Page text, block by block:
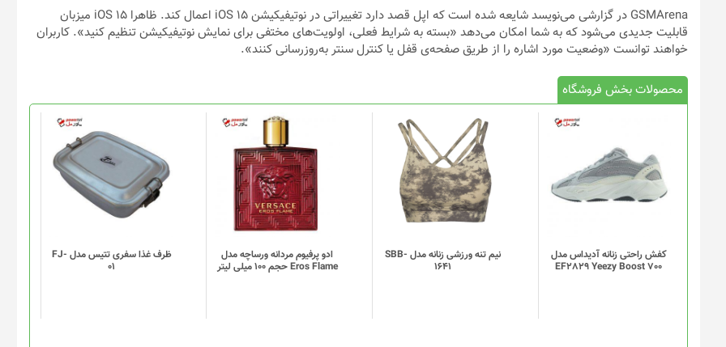
GSMArena در گزارشی می‌نویسد شایعه شده است که اپل قصد دارد تغییراتی در نوتیفیکیشن iOS 15 اعمال کند. ظاهرا iOS 15 میزبان
قابلیت جدیدی می‌شود که به شما امکان می‌دهد «بسته به شرایط فعلی،‌ اولویت‌های مختفی برای نمایش نوتیفیکیشن تنظیم کنید». کاربران
خواهند توانست «وضعیت مورد اشاره را از طریق صفحه‌ی قفل یا کنترل سنتر به‌روزرسانی کنند».
محصولات بخش فروشگاه
کفش راحتی زنانه آدیداس مدل
EF2829 Yeezy Boost 700
نیم تنه ورزشی زنانه مدل SBB-
1641
این
محصول
دارای
انواع
مختلفی
می
گزینه
ها
ادو پرفیوم مردانه ورساچه مدل
Eros Flame حجم 100 میلی لیتر
ظرف غذا سفری تتیس مدل FJ-
01